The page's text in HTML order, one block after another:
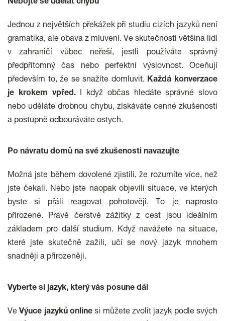
Nebojte se udělat chybu
Jednou z největších překážek při studiu cizích jazyků není
gramatika, ale obava z mluvení. Ve skutečnosti většina lidí
v zahraničí vůbec neřeší, jestli používáte správný
předpřítomný čas nebo perfektní výslovnost. Oceňují
především to, že se snažíte domluvit. Každá konverzace
je krokem vpřed.I když občas hledáte správné slovo
nebo uděláte drobnou chybu, získáváte cenné zkušenosti
a postupně odbouráváte ostych.
Po návratu domů na své zkušenosti navazujte
Možná jste během dovolené zjistili, že rozumíte více, než
jste čekali. Nebo jste naopak objevili situace, ve kterých
byste si přáli reagovat pohotověji. To je naprosto
přirozené. Právě čerstvé zážitky z cest jsou ideálním
základem pro další studium. Když navážete na situace,
které jste skutečně zažili, učí se nový jazyk mnohem
snadněji a přirozeněji.
Vyberte si jazyk, který vás posune dál
Ve Výuce jazyků online si můžete zvolit jazyk podle svých